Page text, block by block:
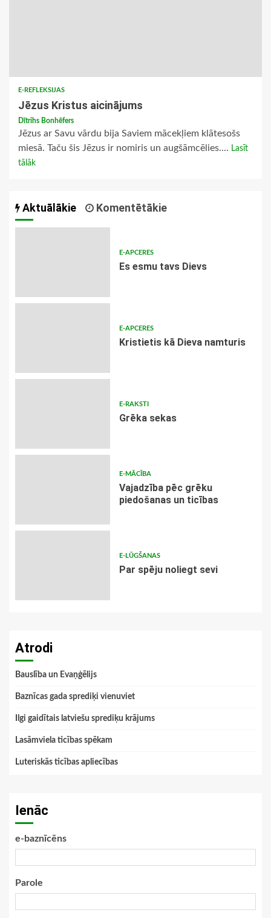
E-REFLEKSIJAS
Jēzus Kristus aicinājums
Dītrihs Bonhēfers
Jēzus ar Savu vārdu bija Saviem mācekļiem klātesošs
miesā. Taču šis Jēzus ir nomiris un augšāmcēlies.... Lasīt
tālāk
Aktuālākie Komentētākie
E-APCERES
Es esmu tavs Dievs
E-APCERES
Kristietis kā Dieva namturis
E-RAKSTI
Grēka sekas
E-MĀCĪBA
Vajadzība pēc grēku
piedošanas un ticības
E-LŪGŠANAS
Par spēju noliegt sevi
Atrodi
Bauslība un Evaņģēlijs
Baznīcas gada sprediķi vienuviet
Ilgi gaidītais latviešu sprediķu krājums
Lasāmviela ticības spēkam
Luteriskās ticības apliecības
Ienāc
e-baznīcēns
Parole